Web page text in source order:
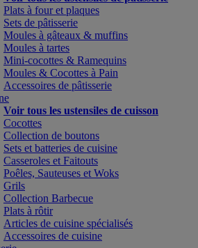
Plats à four et plaques
Sets de pâtisserie
Moules à gâteaux & muffins
Moules à tartes
Mini-cocottes & Ramequins
Moules & Cocottes à Pain
Accessoires de pâtisserie
Voir tous les ustensiles de cuisson
Cocottes
Collection de boutons
Sets et batteries de cuisine
Casseroles et Faitouts
Poêles, Sauteuses et Woks
Grils
Collection Barbecue
Plats à rôtir
Articles de cuisine spécialisés
Accessoires de cuisine